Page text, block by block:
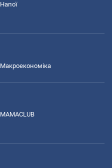
Напої
Макроекономіка
MAMACLUB